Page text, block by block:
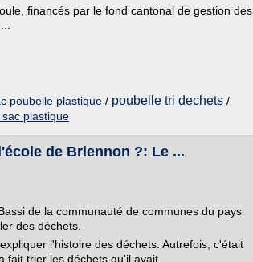
financés par le fond cantonal de gestion des
poubelle plastique / poubelle tri dechets /
plastique
de Briennon ?: Le ...
de la communauté de communes du pays
des déchets.
l'histoire des déchets. Autrefois, c'était
trier les déchets qu'il avait...